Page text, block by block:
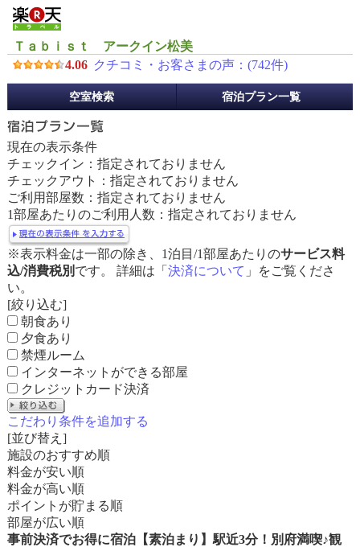
Ｔａｂｉｓｔ アークイン松美
4.06 クチコミ・お客さまの声：(742件)
約
メ
ニ
ュ
ー
空室検索 宿泊プラン一覧
現在の表示条件
チェックイン：指定されておりません
チェックアウト：指定されておりません
ご利用部屋数：指定されておりません
1部屋あたりのご利用人数：指定されておりません
※表示料金は一部の除き、1泊目/1部屋あたりのサービス料
込/消費税別 です。 詳細は「 決済について 」をご覧くださ
い。
[絞り込む]
朝食あり
夕食あり
禁煙ルーム
インターネットができる部屋
クレジットカード決済
こだわり条件を追加する
[並び替え]
施設のおすすめ順
料金が安い順
料金が高い順
ポイントが貯まる順
部屋が広い順
事前決済でお得に宿泊【素泊まり】駅近3分！別府満喫♪観